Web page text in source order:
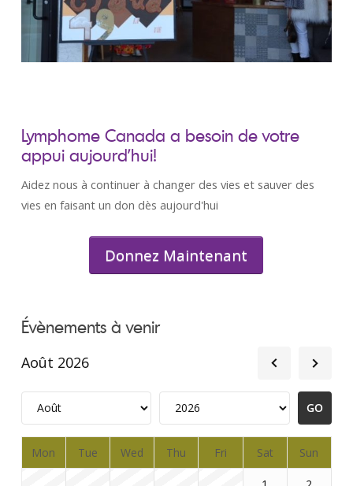
Lymphome Canada a besoin de votre
appui aujourd’hui!
Aidez nous à continuer à changer des vies et sauver des
vies en faisant un don dès aujourd'hui
Donnez Maintenant
Évènements à venir
Août 2026
Mon Tue Wed Thu Fri Sat Sun